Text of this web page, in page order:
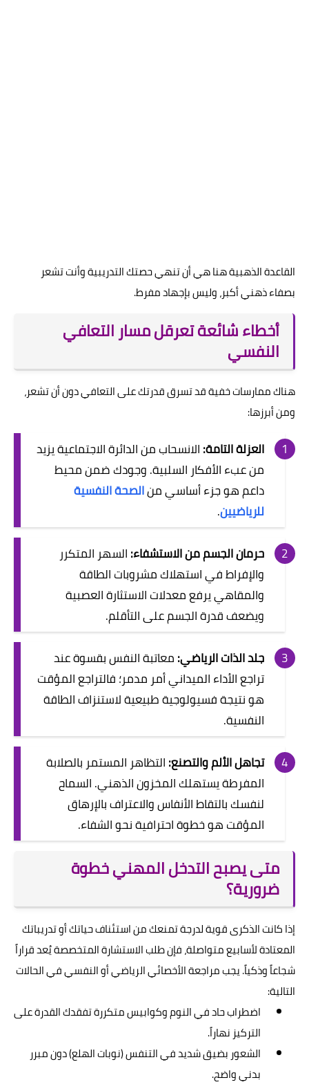
القاعدة الذهبية هنا هي أن تنهي حصتك التدريبية وأنت تشعر
بصفاء ذهني أكبر، وليس بإجهاد مفرط.
أخطاء شائعة تعرقل مسار التعافي
النفسي
هناك ممارسات خفية قد تسرق قدرتك على التعافي دون أن تشعر،
ومن أبرزها:
العزلة التامة:الانسحاب من الدائرة الاجتماعية يزيد
من عبء الأفكار السلبية. وجودك ضمن محيط
داعم هو جزء أساسي منالصحة النفسية
للرياضيين.
حرمان الجسم من الاستشفاء:السهر المتكرر
والإفراط في استهلاك مشروبات الطاقة
والمقاهي يرفع معدلات الاستثارة العصبية
ويضعف قدرة الجسم على التأقلم.
جلد الذات الرياضي:معاتبة النفس بقسوة عند
تراجع الأداء الميداني أمر مدمر؛ فالتراجع المؤقت
هو نتيجة فسيولوجية طبيعية لاستنزاف الطاقة
النفسية.
تجاهل الألم والتصنع:التظاهر المستمر بالصلابة
المفرطة يستهلك المخزون الذهني. السماح
لنفسك بالتقاط الأنفاس والاعتراف بالإرهاق
المؤقت هو خطوة احترافية نحو الشفاء.
متى يصبح التدخل المهني خطوة
ضرورية؟
إذا كانت الذكرى قوية لدرجة تمنعك من استئناف حياتك أو تدريباتك
المعتادة لأسابيع متواصلة، فإن طلب الاستشارة المتخصصة يُعد قراراً
شجاعاً وذكياً. يجب مراجعة الأخصائي الرياضي أو النفسي في الحالات
التالية:
اضطراب حاد في النوم وكوابيس متكررة تفقدك القدرة على
التركيز نهاراً.
الشعور بضيق شديد في التنفس (نوبات الهلع) دون مبرر
بدني واضح.